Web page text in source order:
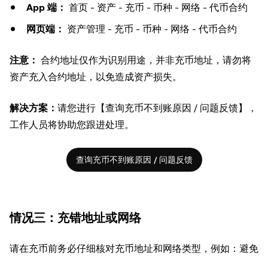
App 端： 首页 - 资产 - 充币 - 币种 - 网络 - 代币合约
网页端： 资产管理 - 充币 - 币种 - 网络 - 代币合约
注意： 合约地址仅作为识别用途，并非充币地址，请勿将
资产充入合约地址，以免造成资产损失。
解决方案： 请您进行【查询充币不到账原因 / 问题反馈】，
工作人员将协助您跟进处理。
查询充币不到账原因 / 问题反馈
情况三：充错地址或网络
请在充币前务必仔细核对充币地址和网络类型，例如：避免